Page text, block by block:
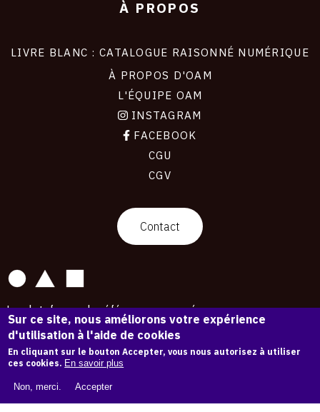
À PROPOS
LIVRE BLANC : CATALOGUE RAISONNÉ NUMÉRIQUE
À PROPOS D'OAM
L'ÉQUIPE OAM
INSTAGRAM
FACEBOOK
CGU
CGV
Contact
La plateforme de référence pour créer,
conserver et promouvoir l'Histoire de l'Art.
Des catalogues raisonnés aux archives
d'expositions.
43 254 œuvres d'art — 7 587 expositions
Copyright © OAM 2026. Tous droits réservés.
Sur ce site, nous améliorons votre expérience
d'utilisation à l'aide de cookies
En cliquant sur le bouton Accepter, vous nous autorisez à utiliser
ces cookies. En savoir plus
Non, merci. Accepter